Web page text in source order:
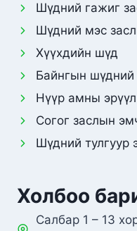
Шүдний гажиг
Шүдний мэс
Хүүхдийн шүд
Байнгын шүдний
Нүүр амны
Согог заслын
Шүдний тулгуур
Холбоо
Салбар 1 – 13